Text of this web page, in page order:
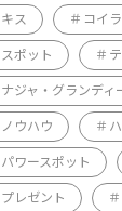
キス コイ
スポット
ナジャ・グランディ
ノウハウ
パワースポット
プレゼント